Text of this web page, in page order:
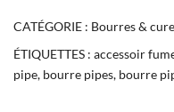
CATÉGORIE : Bourres &
ÉTIQUETTES : accessoir
pipe, bourre pipes, bourre